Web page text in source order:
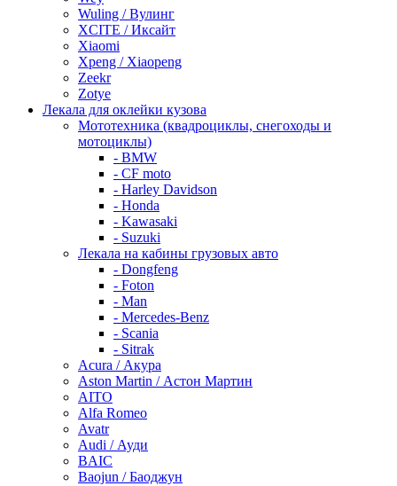
Wuling / Вулинг
XCITE / Иксайт
Xiaomi
Xpeng / Xiaopeng
Zeekr
Zotye
Лекала для оклейки кузова
Мототехника (квадроциклы, снегоходы и
мотоциклы)
- BMW
- CF moto
- Harley Davidson
- Honda
- Kawasaki
- Suzuki
Лекала на кабины грузовых авто
- Dongfeng
- Foton
- Man
- Mercedes-Benz
- Scania
- Sitrak
Acura / Акура
Aston Martin / Астон Мартин
AITO
Alfa Romeo
Avatr
Audi / Ауди
BAIC
Baojun / Баоджун